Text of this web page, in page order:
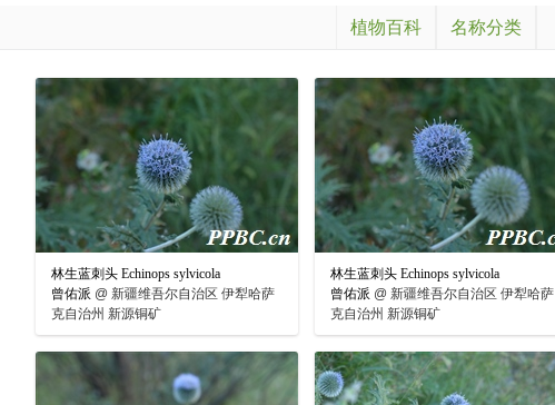
植物百科 名称分类
林生蓝刺头 Echinops sylvicola
曾佑派 @ 新疆维吾尔自治区 伊犁哈萨
克自治州 新源铜矿
林生蓝刺头 Echinops sylvicola
曾佑派 @ 新疆维吾尔自治区 伊犁哈萨
克自治州 新源铜矿